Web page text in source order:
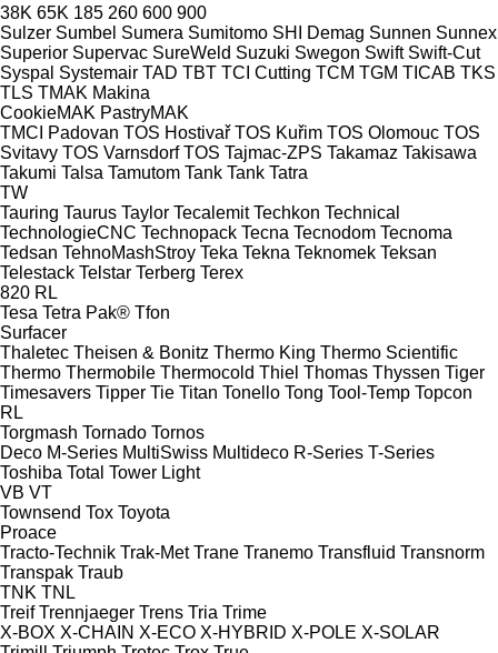
38K 65K 185 260 600 900
Sulzer Sumbel Sumera Sumitomo SHI Demag Sunnen Sunnex
Superior Supervac SureWeld Suzuki Swegon Swift Swift-Cut
Syspal Systemair TAD TBT TCI Cutting TCM TGM TICAB TKS
TLS TMAK Makina
CookieMAK PastryMAK
TMCI Padovan TOS Hostivař TOS Kuřim TOS Olomouc TOS
Svitavy TOS Varnsdorf TOS Tajmac-ZPS Takamaz Takisawa
Takumi Talsa Tamutom Tank Tank Tatra
TW
Tauring Taurus Taylor Tecalemit Techkon Technical
TechnologieCNC Technopack Tecna Tecnodom Tecnoma
Tedsan TehnoMashStroy Teka Tekna Teknomek Teksan
Telestack Telstar Terberg Terex
820 RL
Tesa Tetra Pak® Tfon
Surfacer
Thaletec Theisen & Bonitz Thermo King Thermo Scientific
Thermo Thermobile Thermocold Thiel Thomas Thyssen Tiger
Timesavers Tipper Tie Titan Tonello Tong Tool-Temp Topcon
RL
Torgmash Tornado Tornos
Deco M-Series MultiSwiss Multideco R-Series T-Series
Toshiba Total Tower Light
VB VT
Townsend Tox Toyota
Proace
Tracto-Technik Trak-Met Trane Tranemo Transfluid Transnorm
Transpak Traub
TNK TNL
Treif Trennjaeger Trens Tria Trime
X-BOX X-CHAIN X-ECO X-HYBRID X-POLE X-SOLAR